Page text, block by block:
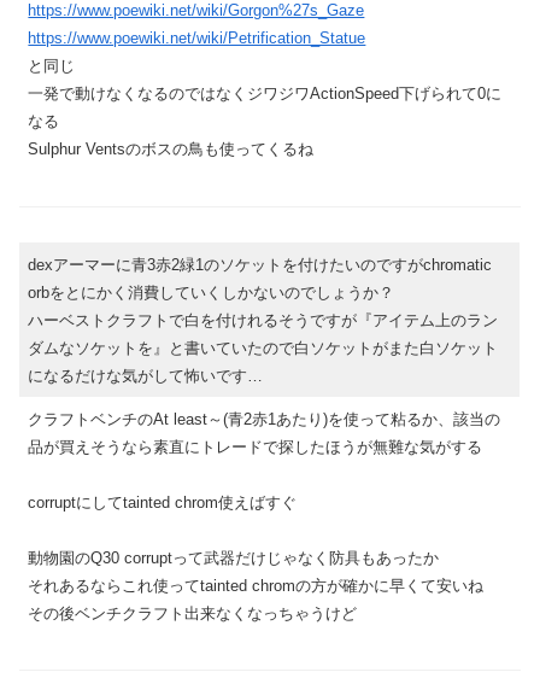
https://www.poewiki.net/wiki/Gorgon%27s_Gaze
https://www.poewiki.net/wiki/Petrification_Statue
と同じ
一発で動けなくなるのではなくジワジワActionSpeed下げられて0に
なる
Sulphur Ventsのボスの鳥も使ってくるね
dexアーマーに青3赤2緑1のソケットを付けたいのですがchromatic
orbをとにかく消費していくしかないのでしょうか？
ハーベストクラフトで白を付けれるそうですが『アイテム上のラン
ダムなソケットを』と書いていたので白ソケットがまた白ソケット
になるだけな気がして怖いです…
クラフトベンチのAt least～(青2赤1あたり)を使って粘るか、該当の
品が買えそうなら素直にトレードで探したほうが無難な気がする
corruptにしてtainted chrom使えばすぐ
動物園のQ30 corruptって武器だけじゃなく防具もあったか
それあるならこれ使ってtainted chromの方が確かに早くて安いね
その後ベンチクラフト出来なくなっちゃうけど